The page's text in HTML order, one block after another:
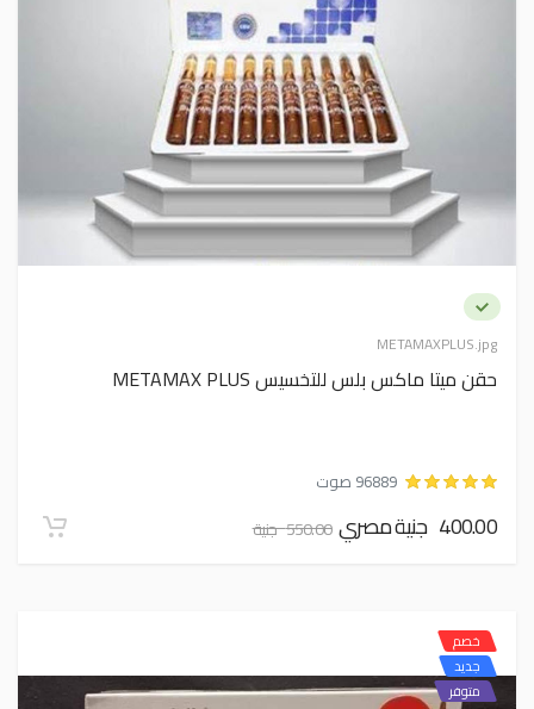
METAMAXPLUS.jpg
حقن ميتا ماكس بلس للتخسيس METAMAX PLUS
96889 صوت
400.00 جنية مصري 550.00 جنية
خصم
جديد
متوفر